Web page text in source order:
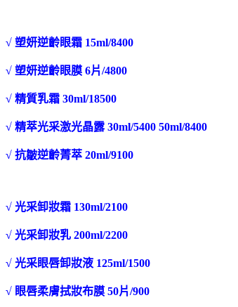
√ 塑妍逆齡眼霜 15ml/8400
√ 塑妍逆齡眼膜 6片/4800
√ 精質乳霜 30ml/18500
√ 精萃光采激光晶露 30ml/5400 50ml/8400
√ 抗皺逆齡菁萃 20ml/9100
√ 光采卸妝霜 130ml/2100
√ 光采卸妝乳 200ml/2200
√ 光采眼唇卸妝液 125ml/1500
√ 眼唇柔膚拭妝布膜 50片/900